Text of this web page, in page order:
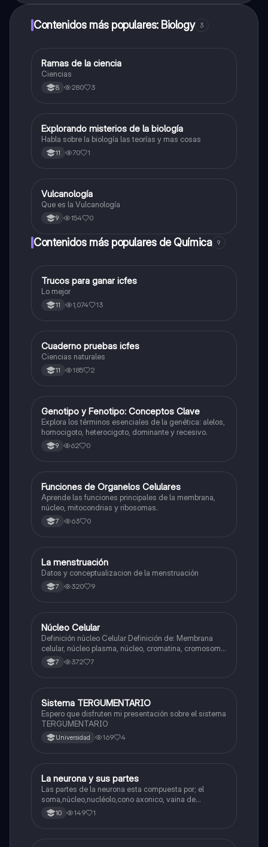
Contenidos más populares: Biology 3
Biologia
Ramas de la ciencia
Ciencias
8 280 3
Biologia
Explorando misterios de la biología
Habla sobre la biología las teorías y mas cosas
11 70 1
Química
Vulcanología
Que es la Vulcanología
9 154 0
Contenidos más populares de Química 9
Química
Trucos para ganar icfes
Lo mejor
11 1,074 13
Biologia
Cuaderno pruebas icfes
Ciencias naturales
11 185 2
GBiologia
Genotipo y Fenotipo: Conceptos Clave
Explora los términos esenciales de la genética: alelos,
homocigoto, heterocigoto, dominante y recesivo.
9 62 0
FBiologia
Funciones de Organelos Celulares
Aprende las funciones principales de la membrana,
núcleo, mitocondrias y ribosomas.
7 63 0
Biologia
La menstruación
Datos y conceptualizacion de la menstruación
7 320 9
Biologia
Núcleo Celular
Definición núcleo Celular Definición de: Membrana
celular, núcleo plasma, núcleo, cromatina, cromosoma
Interfase Fases de la interfase
7 372 7
Biologia
Sistema TERGUMENTARIO
Espero que disfruten mi presentación sobre el sistema
TERGUMENTARIO
Universidad 169 4
Biologia
La neurona y sus partes
Las partes de la neurona esta compuesta por; el
soma,núcleo,nucléolo,cono axonico, vaina de
mielina,celula schwan,núcleo de schwann,nódulo de
Ranvier,terminal axonico Arborizacion terminal, botón
10 149 1